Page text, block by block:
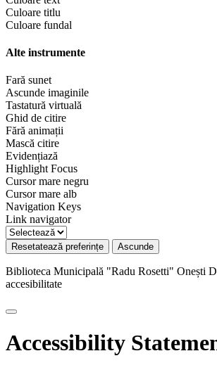
Culoare titlu
Culoare fundal
Alte instrumente
Fară sunet
Ascunde imaginile
Tastatură virtuală
Ghid de citire
Fără animații
Mască citire
Evidențiază
Highlight Focus
Cursor mare negru
Cursor mare alb
Navigation Keys
Link navigator
Resetatează preferințe Ascunde
Biblioteca Municipală "Radu Rosetti" Onești
accesibilitate
Accessibility